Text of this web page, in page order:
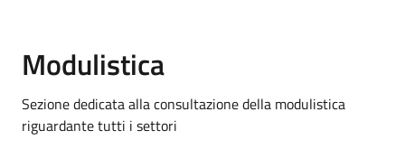
Modulistica
Sezione dedicata alla consultazione della modulistica
riguardante tutti i settori